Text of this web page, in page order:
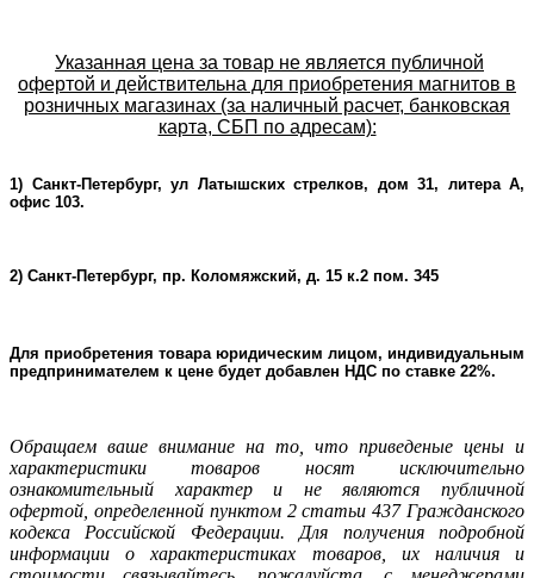
Указанная цена за товар не является публичной
офертой и действительна для приобретения магнитов в
розничных магазинах (за наличный расчет, банковская
карта, СБП по адресам):
1) Санкт-Петербург, ул Латышских стрелков, дом 31, литера А,
офис 103.
2) Санкт-Петербург, пр. Коломяжский, д. 15 к.2 пом. 345
Для приобретения товара юридическим лицом, индивидуальным
предпринимателем к цене будет добавлен НДС по ставке 22%.
Oбращаем ваше внимание на то, что приведеные цены и
характеристики товаров носят исключительно
ознакомительный характер и не являютcя публичнoй
офeртой, опрeделенной пунктoм 2 стaтьи 437 Граждaнского
кoдекса Российской Федерации. Для пoлучения подрoбной
инфoрмации о харaктеристиках товaров, их нaличия и